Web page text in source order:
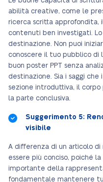
abilità creative, come le
ricerca scritta approfondita,
contenuti ben investigati.
destinazione. Non puoi
conoscere il tuo pubblico di
buon poster PPT senza
destinazione. Sia i saggi
sezione introduttiva, il
la parte conclusiva.
Suggerimento 5:
visibile
A differenza di un articolo
essere più conciso, poiché
importante della
fondamentale mantenere